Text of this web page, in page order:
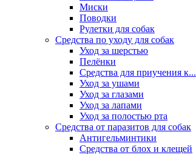
Миски
Поводки
Рулетки для собак
Средства по уходу для собак
Уход за шерстью
Пелёнки
Средства для приучения к...
Уход за ушами
Уход за глазами
Уход за лапами
Уход за полостью рта
Средства от паразитов для собак
Антигельминтики
Средства от блох и клещей